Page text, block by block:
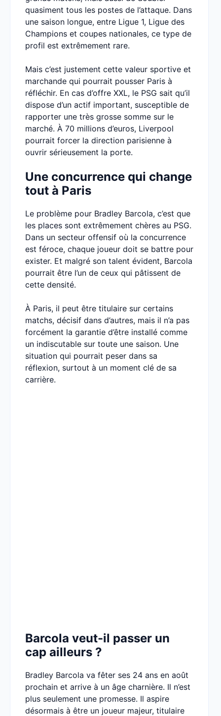
quasiment tous les postes de l’attaque. Dans
une saison longue, entre Ligue 1, Ligue des
Champions et coupes nationales, ce type de
profil est extrêmement rare.
Mais c’est justement cette valeur sportive et
marchande qui pourrait pousser Paris à
réfléchir. En cas d’offre XXL, le PSG sait qu’il
dispose d’un actif important, susceptible de
rapporter une très grosse somme sur le
marché. À 70 millions d’euros, Liverpool
pourrait forcer la direction parisienne à
ouvrir sérieusement la porte.
Une concurrence qui change
tout à Paris
Le problème pour Bradley Barcola, c’est que
les places sont extrêmement chères au PSG.
Dans un secteur offensif où la concurrence
est féroce, chaque joueur doit se battre pour
exister. Et malgré son talent évident, Barcola
pourrait être l’un de ceux qui pâtissent de
cette densité.
À Paris, il peut être titulaire sur certains
matchs, décisif dans d’autres, mais il n’a pas
forcément la garantie d’être installé comme
un indiscutable sur toute une saison. Une
situation qui pourrait peser dans sa
réflexion, surtout à un moment clé de sa
carrière.
Barcola veut-il passer un
cap ailleurs ?
Bradley Barcola va fêter ses 24 ans en août
prochain et arrive à un âge charnière. Il n’est
plus seulement une promesse. Il aspire
désormais à être un joueur majeur, titulaire